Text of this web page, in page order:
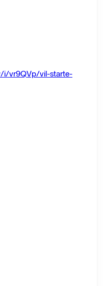
i/vr9QVp/vil-starte-